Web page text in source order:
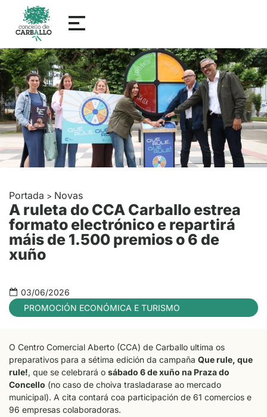
Portada > Novas
A ruleta do CCA Carballo estrea
formato electrónico e repartirá
máis de 1.500 premios o 6 de
xuño
03/06/2026
PROMOCIÓN ECONÓMICA E TURISMO
O Centro Comercial Aberto (CCA) de Carballo ultima os
preparativos para a sétima edición da campaña Que rule, que
rule!, que se celebrará o sábado 6 de xuño na Praza do
Concello (no caso de choiva trasladarase ao mercado
municipal). A cita contará coa participación de 61 comercios e
96 empresas colaboradoras.